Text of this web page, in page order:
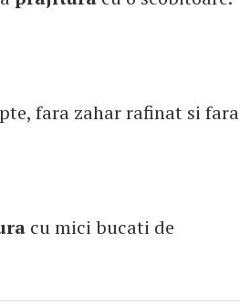
fara zahar rafinat si fara
cu mici bucati de